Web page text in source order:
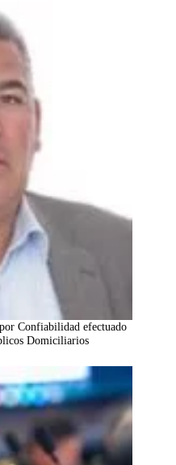
Confiabilidad efectuado
Domiciliarios